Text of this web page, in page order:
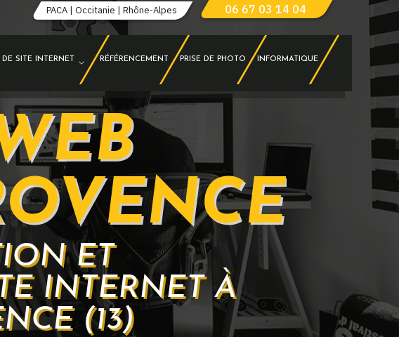
PACA | Occitanie | Rhône-Alpes 06 67 03 14 04
SITE INTERNET RÉFÉRENCEMENT PRISE DE PHOTO INFORMATIQUE
ET
INTERNET À
(13)